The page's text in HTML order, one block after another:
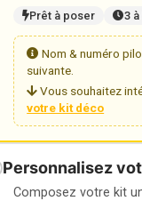
Prêt à poser 3
Nom & numéro
suivante.
Vous souhaitez
votre kit déco
Personnalisez
Composez votre kit